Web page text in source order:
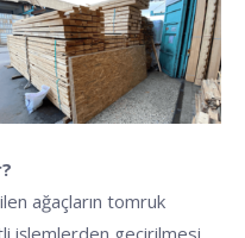
ağaçların tomruk
işlemlerden geçirilmesi